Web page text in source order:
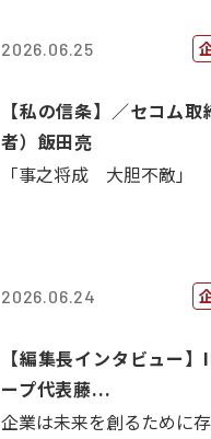
2026.06.25
【私の信条】／セコム
者）飯田亮
「事之将成 大胆不敵」
2026.06.24
【編集長インタビュー
ープ代表藤...
企業は未来を創るために